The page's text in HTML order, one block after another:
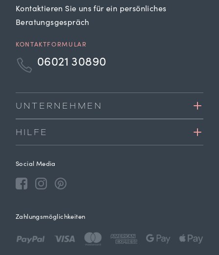
Kontaktieren Sie uns für ein persönliches
Beratungsgespräch
KONTAKTFORMULAR
06021 30890
UNTERNEHMEN
HILFE
Social Media
Zahlungsmöglichkeiten